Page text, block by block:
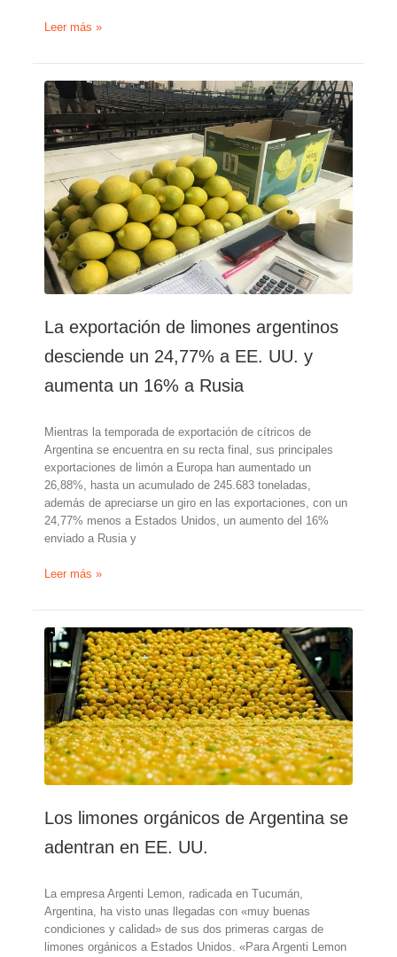
Se
260.000
toneladas
de
limones
y
lo
atribuyen
a
un
explosivo
combo
Leer más »
La exportación de limones argentinos
desciende un 24,77% a EE. UU. y
aumenta un 16% a Rusia
Mientras la temporada de exportación de cítricos de
Argentina se encuentra en su recta final, sus principales
exportaciones de limón a Europa han aumentado un
26,88%, hasta un acumulado de 245.683 toneladas,
además de apreciarse un giro en las exportaciones, con un
24,77% menos a Estados Unidos, un aumento del 16%
enviado a Rusia y
La
de
limones
argentinos
desciende
un
24,77%
EE.
UU.
y
aumenta
16%
Rusia
Leer más »
Los limones orgánicos de Argentina se
adentran en EE. UU.
La empresa Argenti Lemon, radicada en Tucumán,
Argentina, ha visto unas llegadas con «muy buenas
condiciones y calidad» de sus dos primeras cargas de
limones orgánicos a Estados Unidos. «Para Argenti Lemon